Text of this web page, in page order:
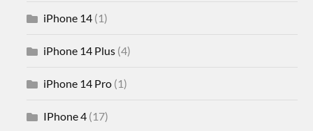
iPhone 14 (1)
iPhone 14 Plus (4)
iPhone 14 Pro (1)
IPhone 4 (17)